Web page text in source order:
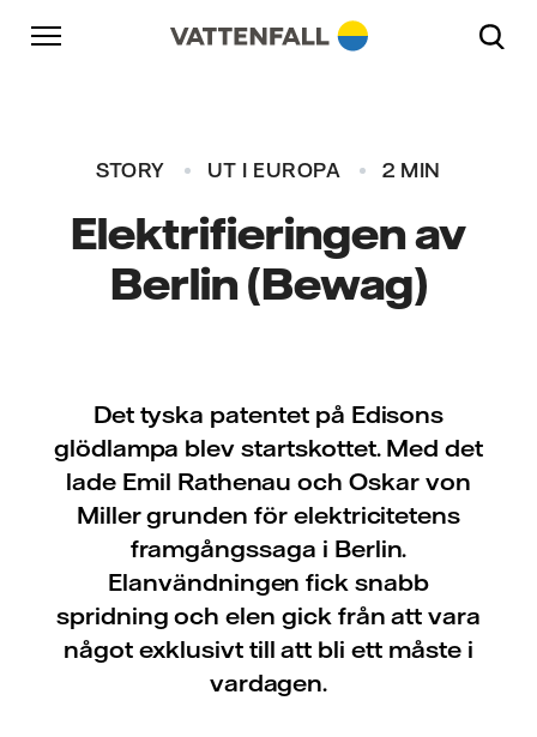
Skip to content
Gå till huvudnavigeringen
Gå till sidfoten
STORY UT I EUROPA 2 MIN
Elektrifieringen av
Berlin (Bewag)
Det tyska patentet på Edisons
glödlampa blev startskottet. Med det
lade Emil Rathenau och Oskar von
Miller grunden för elektricitetens
framgångssaga i Berlin.
Elanvändningen fick snabb
spridning och elen gick från att vara
något exklusivt till att bli ett måste i
vardagen.
Gå till huvudnavigeringen